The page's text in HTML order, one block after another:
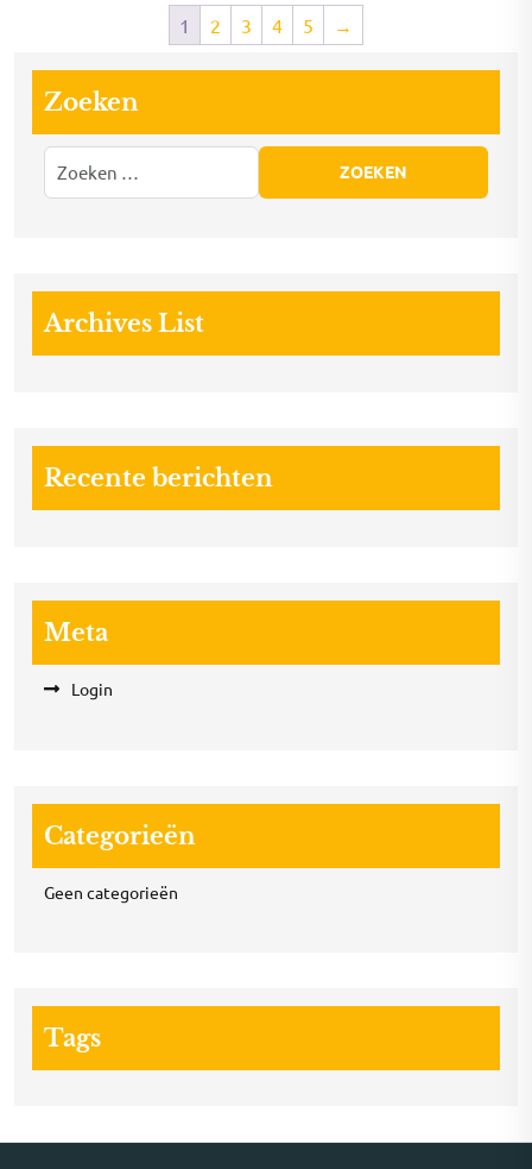
1 2 3 4 5 →
Zoeken
Archives List
Recente berichten
Meta
Login
Categorieën
Geen categorieën
Tags